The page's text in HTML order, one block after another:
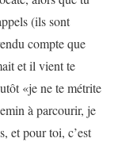
(ils sont
compte que
et il vient te
«je ne te métrite
à parcourir, je
et pour toi, c’est